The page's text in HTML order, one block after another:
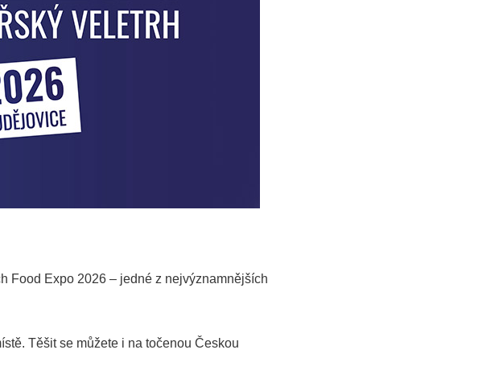
Food Expo 2026 – jedné z nejvýznamnějších
Těšit se můžete i na točenou Českou